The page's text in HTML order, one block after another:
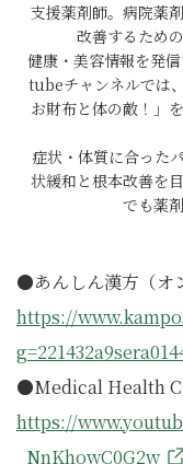
支援薬剤師。病院薬
改善するため
健康・美容情報を発
tubeチャンネルでは
お財布と体の敵！」
症状・体質に合った
状緩和と根本改善を
でも薬
●あんしん漢方（オ
https://
●Medical Health
https://
_NnKhowC0G2w